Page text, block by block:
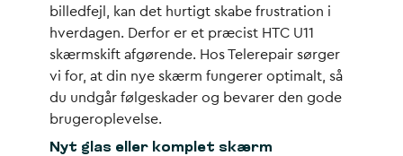
billedfejl, kan det hurtigt skabe frustration i
hverdagen. Derfor er et præcist HTC U11
skærmskift afgørende. Hos Telerepair sørger
vi for, at din nye skærm fungerer optimalt, så
du undgår følgeskader og bevarer den gode
brugeroplevelse.
Nyt glas eller komplet skærm